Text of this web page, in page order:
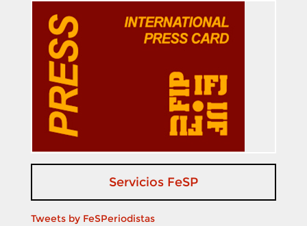
Servicios FeSP
Tweets by FeSPeriodistas